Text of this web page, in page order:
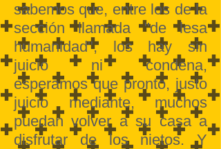
sabemos que, entre los de la
sección llamada "de lesa
humanidad", los hay sin
juicio ni condena,
esperamos que pronto, justo
juicio mediante, muchos
puedan volver a su casa a
disfrutar de los nietos. Y